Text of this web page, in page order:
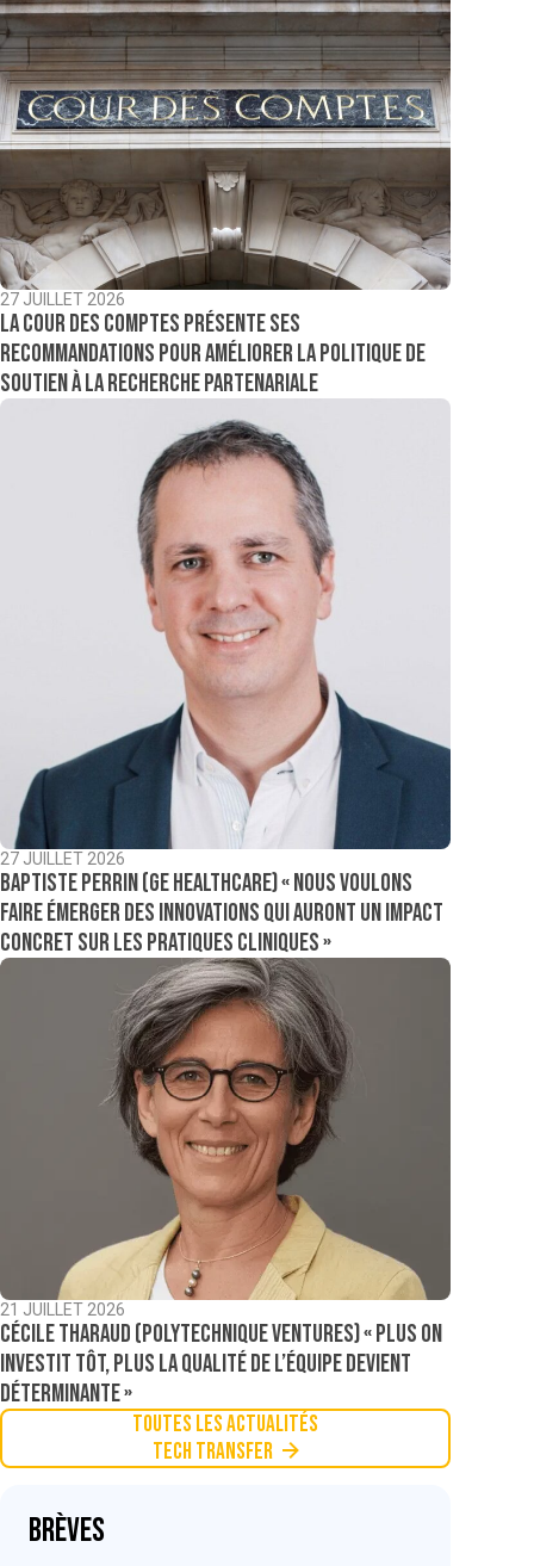
27 JUILLET 2026
La Cour des comptes présente ses
recommandations pour améliorer la politique de
soutien à la recherche partenariale
27 JUILLET 2026
Baptiste Perrin (GE Healthcare) « Nous voulons
faire émerger des innovations qui auront un impact
concret sur les pratiques cliniques »
21 JUILLET 2026
Cécile Tharaud (Polytechnique Ventures) « Plus on
investit tôt, plus la qualité de l’équipe devient
déterminante »
Toutes les actualités
Tech Transfer
Brèves